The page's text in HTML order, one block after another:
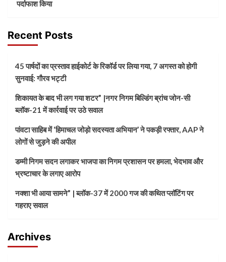
पर्दाफाश किया
Recent Posts
45 पार्षदों का प्रस्ताव हाईकोर्ट के रिकॉर्ड पर लिया गया, 7 अगस्त को होगी
सुनवाई: गौरव भट्टी
शिकायत के बाद भी लग गया शटर” |नगर निगम बिल्डिंग ब्रांच जोन-सी
ब्लॉक-21 में कार्रवाई पर उठे सवाल
पांवटा साहिब में ‘हिमाचल जोड़ो सदस्यता अभियान’ ने पकड़ी रफ्तार, AAP ने
लोगों से जुड़ने की अपील
डम्मी निगम सदन लगाकर भाजपा का निगम प्रशासन पर हमला, भेदभाव और
भ्रष्टाचार के लगाए आरोप
नक्शा भी आया सामने” | ब्लॉक-37 में 2000 गज की कथित प्लॉटिंग पर
गहराए सवाल
Archives